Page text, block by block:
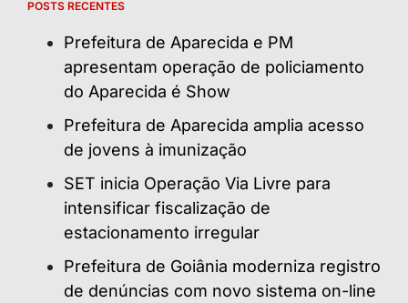
POSTS RECENTES
Prefeitura de Aparecida e PM
apresentam operação de policiamento
do Aparecida é Show
Prefeitura de Aparecida amplia acesso
de jovens à imunização
SET inicia Operação Via Livre para
intensificar fiscalização de
estacionamento irregular
Prefeitura de Goiânia moderniza registro
de denúncias com novo sistema on-line